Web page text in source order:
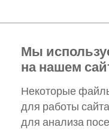
Мы
на нашем
Некоторые
для работы
для анализа